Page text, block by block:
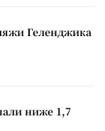
Геленджика
ниже 1,7